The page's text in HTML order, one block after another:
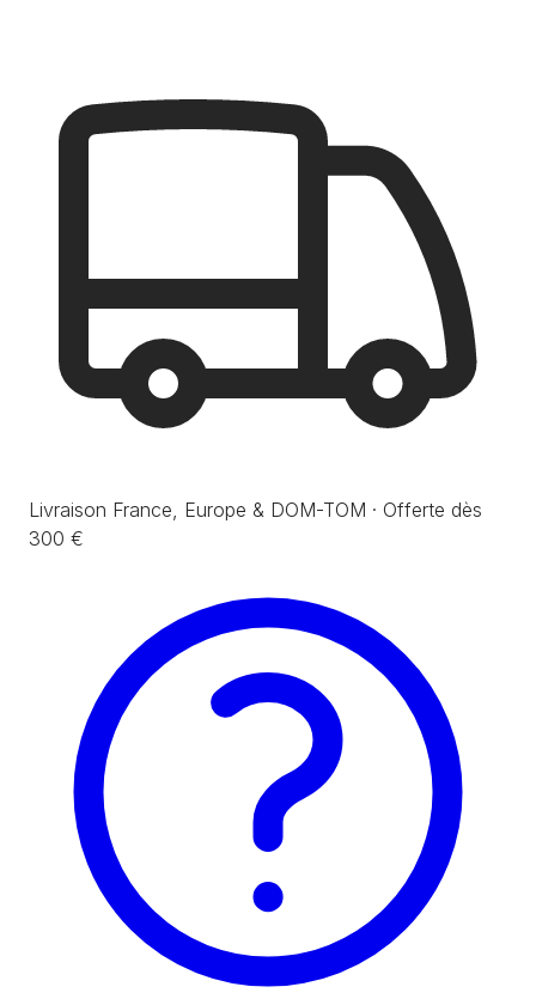
Livraison France, Europe & DOM-TOM · Offerte dès
300 €